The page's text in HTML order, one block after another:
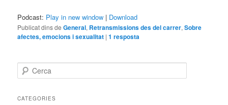
Podcast: Play in new window | Download
Publicat dins de General, Retransmissions des del carrer,Sobre
afectes, emocions i sexualitat |1 resposta
e
c
CATEGORIES